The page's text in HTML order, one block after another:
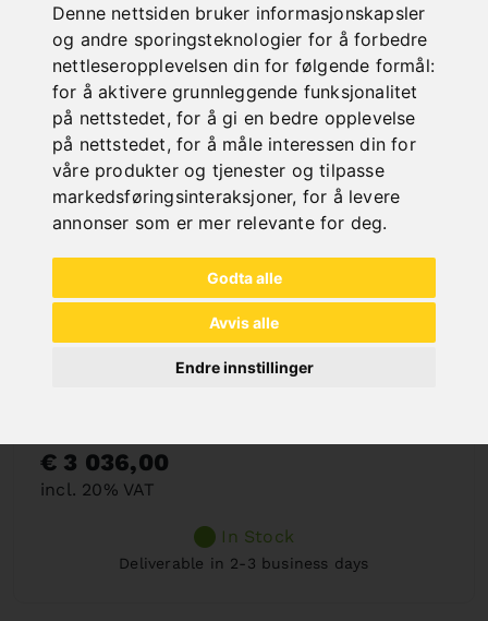
Denne nettsiden bruker informasjonskapsler
og andre sporingsteknologier for å forbedre
nettleseropplevelsen din for følgende formål:
for å aktivere grunnleggende funksjonalitet
på nettstedet,for å gi en bedre opplevelse
på nettstedet,for å måle interessen din for
våre produkter og tjenester og tilpasse
markedsføringsinteraksjoner, for å levere
annonser som er mer relevante for deg.
Godta alle
Avvis alle
Endre innstillinger
€ 3 036,00
incl. 20% VAT
In Stock
Deliverable in 2-3 business days